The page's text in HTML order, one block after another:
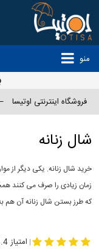
منو
فروشگاه اینترنتی اوتیسا
شال زنانه
خرید شال زنانه. یکی دیگر از
زمان زیادی را صرف می کنند
که طرز بستن شال زنانه آن هم
| امتیاز 4.4 از 5